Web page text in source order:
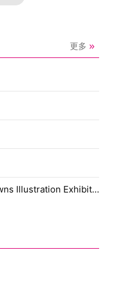
更多
《纸上城市插画展 Paper Towns Illustration Exhibition》